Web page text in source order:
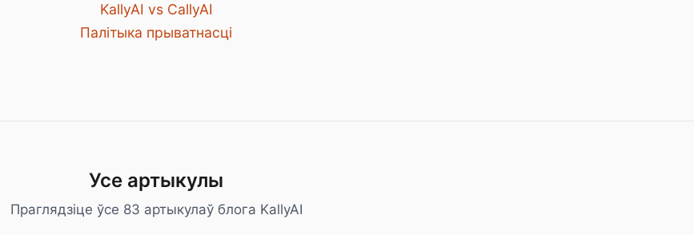
KallyAI vs CallyAI
Палітыка прыватнасці
Усе артыкулы
Праглядзіце ўсе 83 артыкулаў блога KallyAI